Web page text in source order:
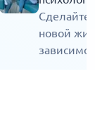
Сделайте
новой